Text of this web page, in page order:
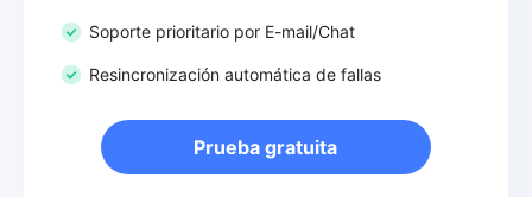
Soporte prioritario por E-mail/Chat
Resincronización automática de fallas
Prueba gratuita